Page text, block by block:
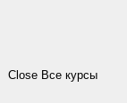
Close Все курсы